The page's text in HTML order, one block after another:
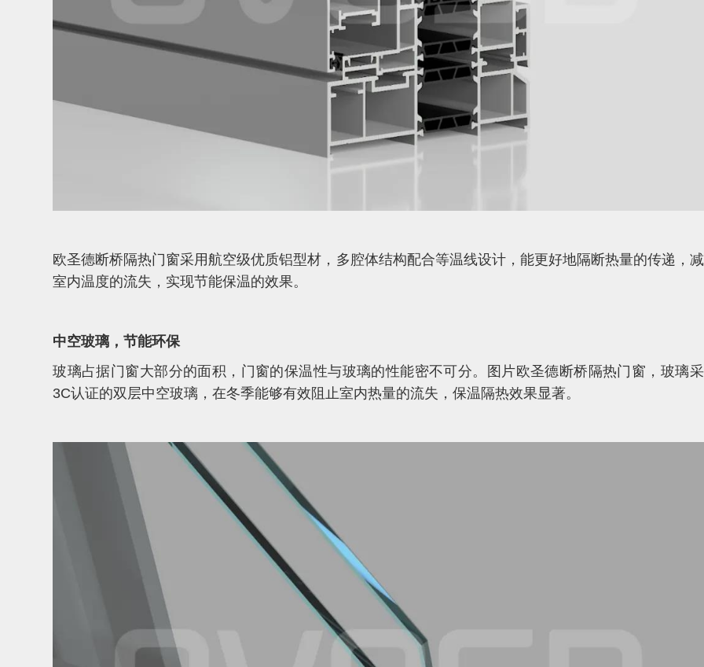
欧圣德断桥隔热门窗采用航空级优质铝型材，多腔体结构配合等温线设计，能更好地隔断热量的传递，
室内温度的流失，实现节能保温的效果。
中空玻璃，节能环保
玻璃占据门窗大部分的面积，门窗的保温性与玻璃的性能密不可分。图片欧圣德断桥隔热门窗，玻璃
3C认证的双层中空玻璃，在冬季能够有效阻止室内热量的流失，保温隔热效果显著。